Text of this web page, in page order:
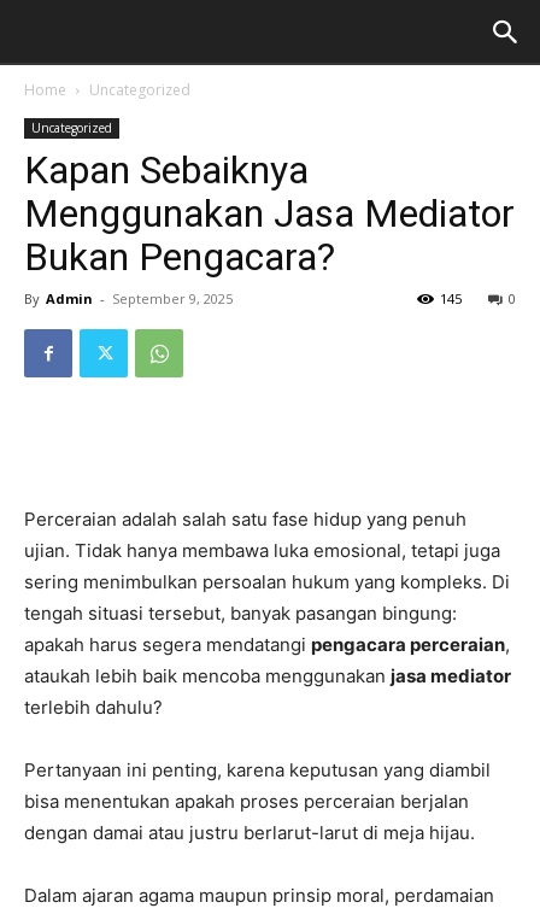
Home Uncategorized
Uncategorized
Kapan Sebaiknya
Menggunakan Jasa Mediator
Bukan Pengacara?
By Admin - September 9, 2025 0
145
Perceraian adalah salah satu fase hidup yang penuh
ujian. Tidak hanya membawa luka emosional, tetapi juga
sering menimbulkan persoalan hukum yang kompleks. Di
tengah situasi tersebut, banyak pasangan bingung:
apakah harus segera mendatangi pengacara perceraian,
ataukah lebih baik mencoba menggunakan jasa mediator
terlebih dahulu?
Pertanyaan ini penting, karena keputusan yang diambil
bisa menentukan apakah proses perceraian berjalan
dengan damai atau justru berlarut-larut di meja hijau.
Dalam ajaran agama maupun prinsip moral, perdamaian